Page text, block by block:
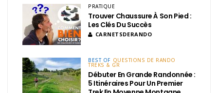
PRATIQUE
Trouver Chaussure À Son Pied :
Les Clés Du Succès
CARNETSDERANDO
BEST OF QUESTIONS DE RANDO
TREKS & GR
Débuter En Grande Randonnée :
5 Itinéraires Pour Un Premier